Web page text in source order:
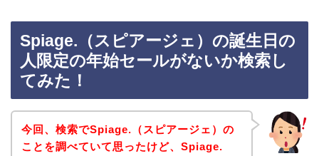
Spiage.（スピアージェ）の誕生日の
人限定の年始セールがないか検索し
てみた！
今回、検索でSpiage.（スピアージェ）の
ことを調べていて思ったけど、Spiage.